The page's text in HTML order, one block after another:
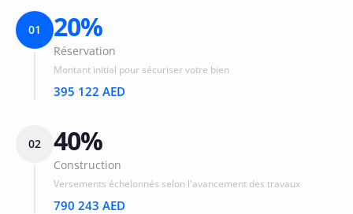
01 20%
Réservation
Montant initial pour sécuriser votre bien
395 122 AED
02 40%
Construction
Versements échelonnés selon l'avancement des travaux
790 243 AED